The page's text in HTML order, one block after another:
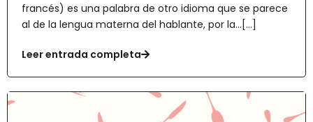
francés) es una palabra de otro idioma que se parece
al de la lengua materna del hablante, por la...[...]
Leer entrada completa